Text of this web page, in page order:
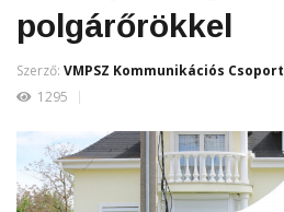
polgárőrökkel
Szerző: VMPSZ Kommunikációs Csoport
1295